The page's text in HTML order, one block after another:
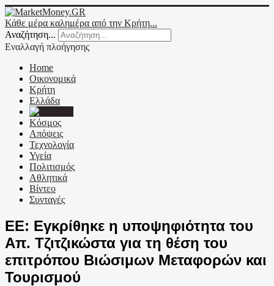
Κάθε μέρα καλημέρα από την Κρήτη...
Αναζήτηση...
Εναλλαγή πλοήγησης
Home
Οικονομικά
Κρήτη
Ελλάδα
Κόσμος
Απόψεις
Τεχνολογία
Υγεία
Πολιτισμός
Αθλητικά
Βίντεο
Συνταγές
ΕΕ: Εγκρίθηκε η υποψηφιότητα του
Απ. Τζιτζικώστα για τη θέση του
επιτρόπου Βιώσιμων Μεταφορών και
Τουρισμού